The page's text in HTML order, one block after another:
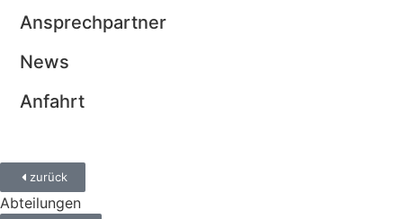
Ansprechpartner
News
Anfahrt
zurück
Abteilungen